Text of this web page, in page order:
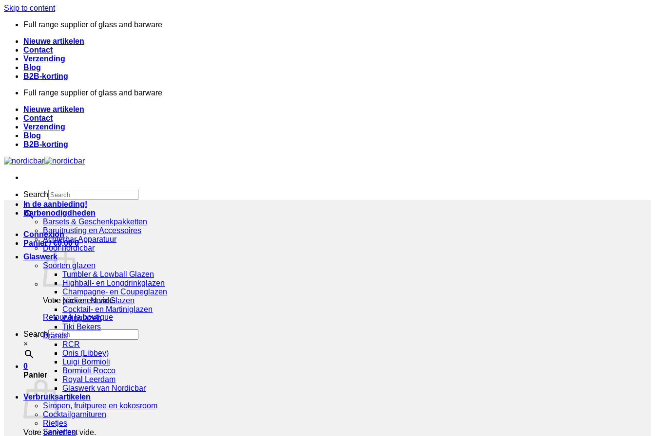
Skip to content
Full range supplier of glass and barware
Nieuwe artikelen
Contact
Verzending
Blog
B2B-korting
Full range supplier of glass and barware
Nieuwe artikelen
Contact
Verzending
Blog
B2B-korting
Search
×
Connexion
Panier /€0,00 0
Votre panier est vide.
Retour à la boutique
Search
×
0
Panier
Votre panier est vide.
In de aanbieding!
Barbenodigdheden
Barsets & Geschenkpakketten
Baruitrusting en Accessoires
Achterbar Apparatuur
Door nordicbar
Glaswerk
Soorten glazen
Tumbler & Lowball Glazen
Highball- en Longdrinkglazen
Champagne- en Coupeglazen
Nick en Nora Glazen
Cocktail- en Martiniglazen
Wijnglazen
Tiki Bekers
Brands
RCR
Onis (Libbey)
Luigi Bormioli
Bormioli Rocco
Royal Leerdam
Glaswerk van Nordicbar
Verbruiksartikelen
Siropen, fruitpuree en kokosroom
Cocktailgarnituren
Rietjes
Servetten